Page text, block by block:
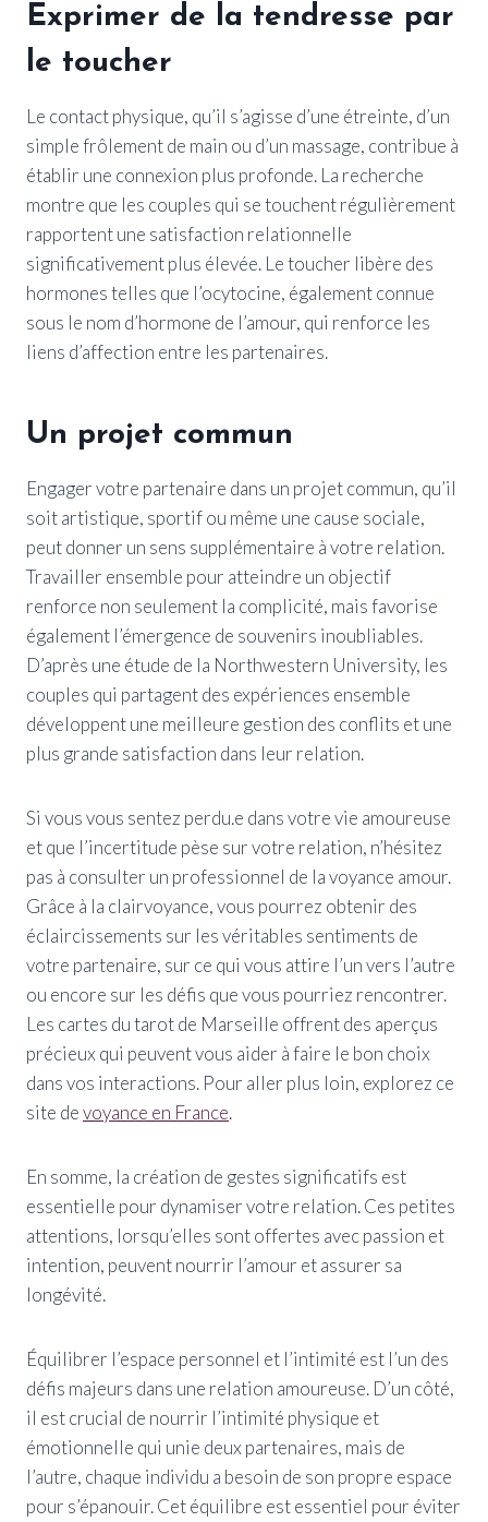
Exprimer de la tendresse par
le toucher
Le contact physique, qu’il s’agisse d’une étreinte, d’un
simple frôlement de main ou d’un massage, contribue à
établir une connexion plus profonde. La recherche
montre que les couples qui se touchent régulièrement
rapportent une satisfaction relationnelle
significativement plus élevée. Le toucher libère des
hormones telles que l’ocytocine, également connue
sous le nom d’hormone de l’amour, qui renforce les
liens d’affection entre les partenaires.
Un projet commun
Engager votre partenaire dans un projet commun, qu’il
soit artistique, sportif ou même une cause sociale,
peut donner un sens supplémentaire à votre relation.
Travailler ensemble pour atteindre un objectif
renforce non seulement la complicité, mais favorise
également l’émergence de souvenirs inoubliables.
D’après une étude de la Northwestern University, les
couples qui partagent des expériences ensemble
développent une meilleure gestion des conflits et une
plus grande satisfaction dans leur relation.
Si vous vous sentez perdu.e dans votre vie amoureuse
et que l’incertitude pèse sur votre relation, n’hésitez
pas à consulter un professionnel de la voyance amour.
Grâce à la clairvoyance, vous pourrez obtenir des
éclaircissements sur les véritables sentiments de
votre partenaire, sur ce qui vous attire l’un vers l’autre
ou encore sur les défis que vous pourriez rencontrer.
Les cartes du tarot de Marseille offrent des aperçus
précieux qui peuvent vous aider à faire le bon choix
dans vos interactions. Pour aller plus loin, explorez ce
site devoyance en France.
En somme, la création de gestes significatifs est
essentielle pour dynamiser votre relation. Ces petites
attentions, lorsqu’elles sont offertes avec passion et
intention, peuvent nourrir l’amour et assurer sa
longévité.
Équilibrer l’espace personnel et l’intimité est l’un des
défis majeurs dans une relation amoureuse. D’un côté,
il est crucial de nourrir l’intimité physique et
émotionnelle qui unie deux partenaires, mais de
l’autre, chaque individu a besoin de son propre espace
pour s’épanouir. Cet équilibre est essentiel pour éviter